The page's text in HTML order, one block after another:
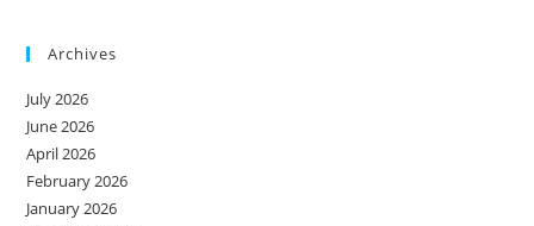
Archives
July 2026
June 2026
April 2026
February 2026
January 2026